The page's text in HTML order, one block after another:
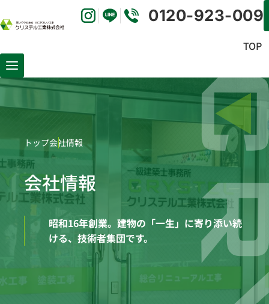
0120-923-009
TOP
トップ会社情報
会社情報
昭和16年創業。建物の「一生」に寄り添い続
ける、技術者集団です。